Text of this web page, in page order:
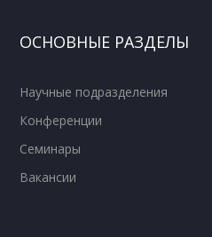
ОСНОВНЫЕ РАЗДЕЛЫ
Научные подразделения
Конференции
Семинары
Вакансии